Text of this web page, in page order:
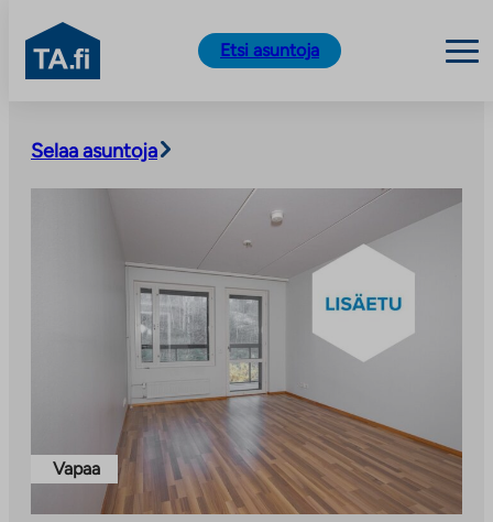
sisältöön
TA.fi
Etsi asuntoja
Selaa asuntoja
Vapaa